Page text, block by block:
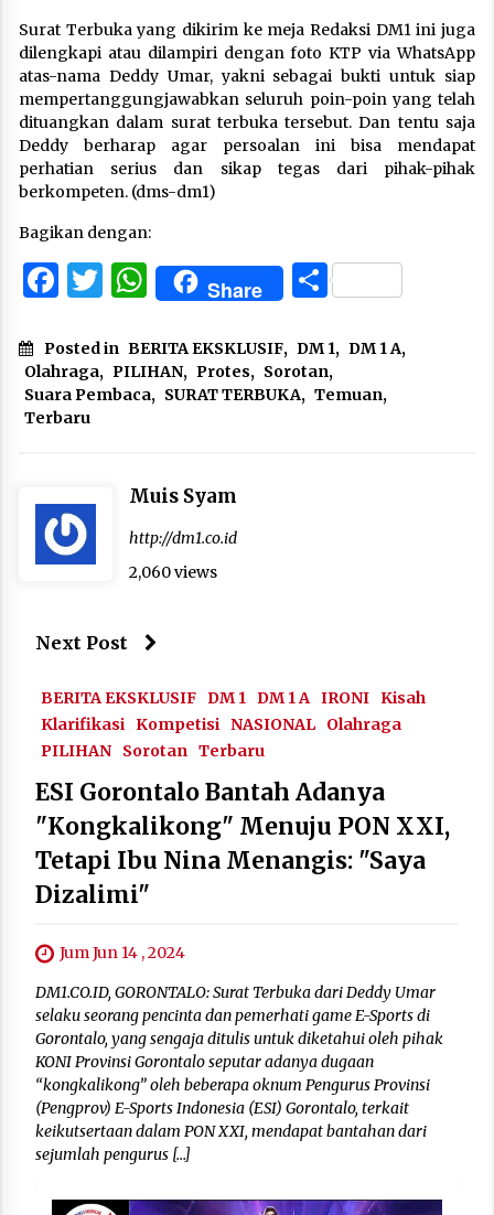
Surat Terbuka yang dikirim ke meja Redaksi DM1 ini juga
dilengkapi atau dilampiri dengan foto KTP via WhatsApp
atas-nama Deddy Umar, yakni sebagai bukti untuk siap
mempertanggungjawabkan seluruh poin-poin yang telah
dituangkan dalam surat terbuka tersebut. Dan tentu saja
Deddy berharap agar persoalan ini bisa mendapat
perhatian serius dan sikap tegas dari pihak-pihak
berkompeten. (dms-dm1)
Bagikan dengan:
Facebook
Twitter
WhatsApp
Share Share
Posted in BERITA EKSKLUSIF, DM 1, DM 1 A,
Olahraga, PILIHAN, Protes, Sorotan,
Suara Pembaca, SURAT TERBUKA, Temuan,
Terbaru
Muis Syam
http://dm1.co.id
2,060 views
Next Post
BERITA EKSKLUSIF DM 1 DM 1 A IRONI Kisah
Klarifikasi Kompetisi NASIONAL
Olahraga
PILIHAN
Sorotan Terbaru
ESI Gorontalo Bantah Adanya
"Kongkalikong" Menuju PON XXI,
Tetapi Ibu Nina Menangis: "Saya
Dizalimi"
Jum Jun 14 , 2024
DM1.CO.ID, GORONTALO: Surat Terbuka dari Deddy Umar
selaku seorang pencinta dan pemerhati game E-Sports di
Gorontalo, yang sengaja ditulis untuk diketahui oleh pihak
KONI Provinsi Gorontalo seputar adanya dugaan
“kongkalikong” oleh beberapa oknum Pengurus Provinsi
(Pengprov) E-Sports Indonesia (ESI) Gorontalo, terkait
keikutsertaan dalam PON XXI, mendapat bantahan dari
sejumlah pengurus […]